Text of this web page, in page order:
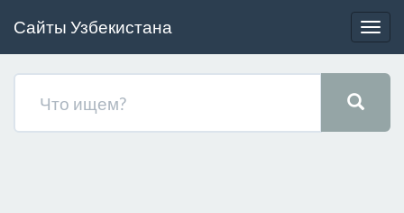
Сайты Узбекистана